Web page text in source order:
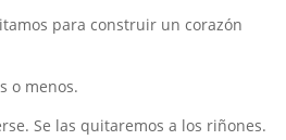
para construir un corazón
o menos.
Se las quitaremos a los riñones.